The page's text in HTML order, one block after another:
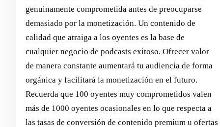
genuinamente comprometida antes de preocuparse
demasiado por la monetización. Un contenido de
calidad que atraiga a los oyentes es la base de
cualquier negocio de podcasts exitoso. Ofrecer valor
de manera constante aumentará tu audiencia de forma
orgánica y facilitará la monetización en el futuro.
Recuerda que 100 oyentes muy comprometidos valen
más de 1000 oyentes ocasionales en lo que respecta a
las tasas de conversión de contenido premium u ofertas